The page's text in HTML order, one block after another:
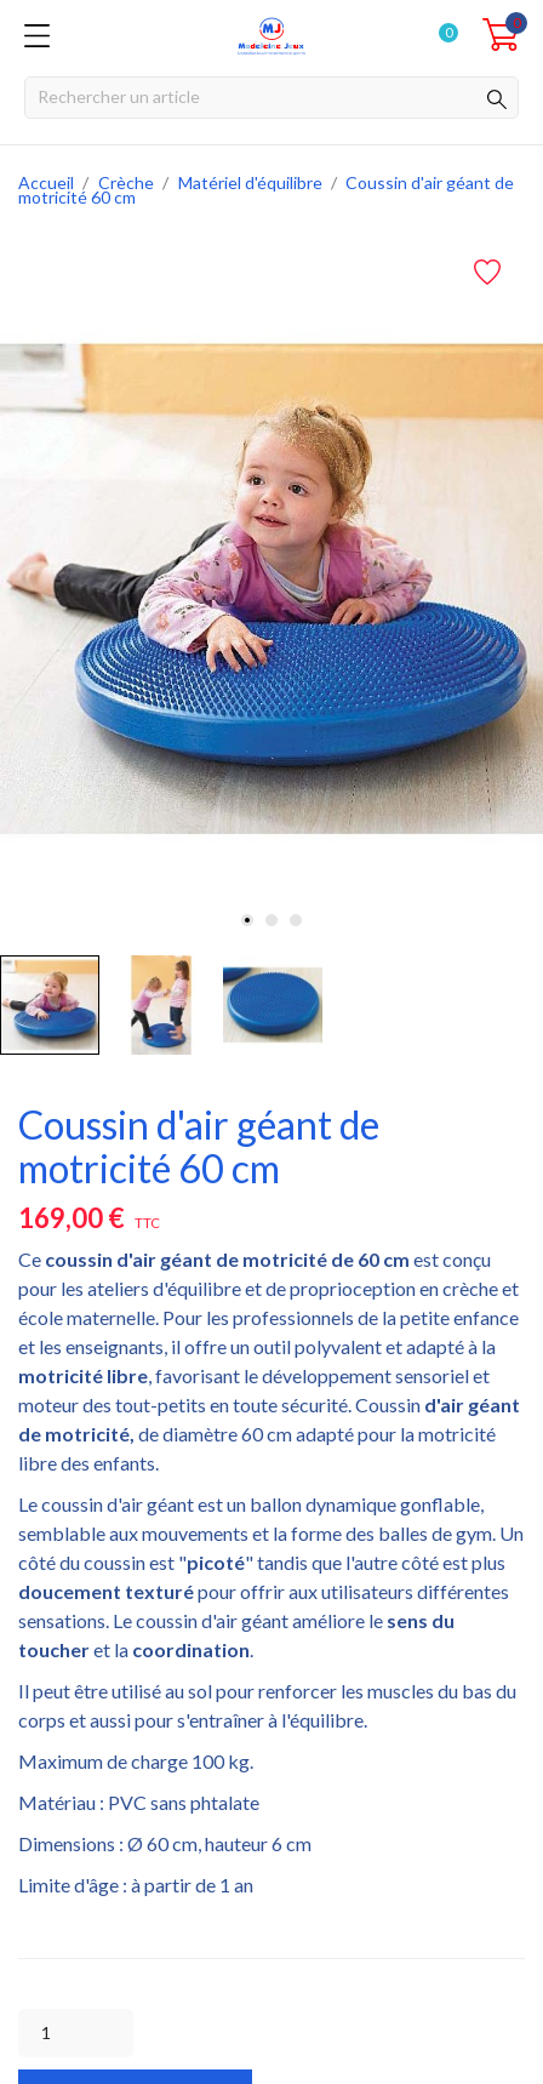
0
0
Accueil Crèche Matériel d'équilibre Coussin d'air géant de
motricité 60 cm
Coussin d'air géant de
motricité 60 cm
169,00 € TTC
Ce coussin d'air géant de motricité de 60 cm est conçu
pour les ateliers d'équilibre et de proprioception en crèche et
école maternelle. Pour les professionnels de la petite enfance
et les enseignants, il offre un outil polyvalent et adapté à la
motricité libre, favorisant le développement sensoriel et
moteur des tout-petits en toute sécurité. Coussin d'air géant
de motricité, de diamètre 60 cm adapté pour la motricité
libre des enfants.
Le coussin d'air géant est un ballon dynamique gonflable,
semblable aux mouvements et la forme des balles de gym. Un
côté du coussin est "picoté" tandis que l'autre côté est plus
doucement texturépour offrir aux utilisateurs différentes
sensations. Le coussin d'air géant améliore le sens du
toucheret la coordination.
Il peut être utilisé au sol pour renforcer les muscles du bas du
corps et aussi pour s'entraîner à l'équilibre.
Maximum de charge 100 kg.
Matériau : PVC sans phtalate
Dimensions : Ø 60 cm, hauteur 6 cm
Limite d'âge : à partir de 1 an